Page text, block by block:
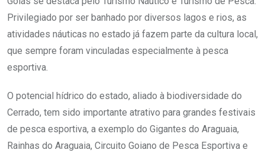
Privilegiado por ser banhado por diversos lagos e rios, as
atividades náuticas no estado já fazem parte da cultura local,
que sempre foram vinculadas especialmente à pesca
esportiva.
O potencial hídrico do estado, aliado à biodiversidade do
Cerrado, tem sido importante atrativo para grandes festivais
de pesca esportiva, a exemplo do Gigantes do Araguaia,
Rainhas do Araguaia, Circuito Goiano de Pesca Esportiva e